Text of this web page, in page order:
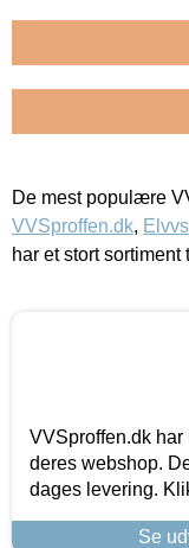
De mest populære
VVSproffen.dk,
har et stort sortiment
VVSproffen.dk
deres webshop.
dages levering.
Se